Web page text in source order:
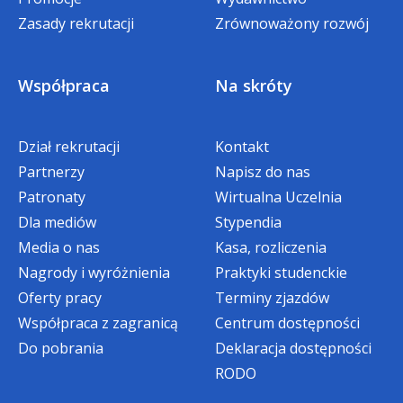
Analiza ryzyka w bezpieczeństwie
Zarządzanie ciągłością działania w tym
Praktyczne problemy i możliwości
zabezpieczania, audytowania oraz
analizy zdarzeń w systemach
teleinformatycznych
Sytuacje kryzysowe w aspekcie systemu
ochrony danych osobowych
Zagrożenia cybernetyczne
Kodeksy postępowania jako narzędzie
realizacji obowiązków wynikających
Ekspert w zakresie przestępczości
teleinformatycznej, biegły sądowy
z zakresu informatyki śledczej, wykładowca
akademicki (m.in. Akademii WSB), ekspert
Biura Ekspertyz Sadowych Fundacji „Ubi
societas,ibi ius”
więcej
Zasady rekrutacji
Zrównoważony rozwój
Współpraca
Dział rekrutacji
Partnerzy
Patronaty
Dla mediów
Media o nas
Nagrody i wyróżnienia
Oferty pracy
Współpraca z zagranicą
Do pobrania
Na skróty
Kontakt
Napisz do nas
Wirtualna Uczelnia
Stypendia
Kasa, rozliczenia
Praktyki studenckie
Terminy zjazdów
Centrum dostępności
Deklaracja dostępności
RODO